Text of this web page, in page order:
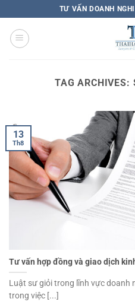
TƯ VẤN DOANH
TAG ARCHIVES:
Tư vấn hợp đồng và giao dịch
Luật sư giỏi trong lĩnh vực doanh
trong việc [...]
13
Th8